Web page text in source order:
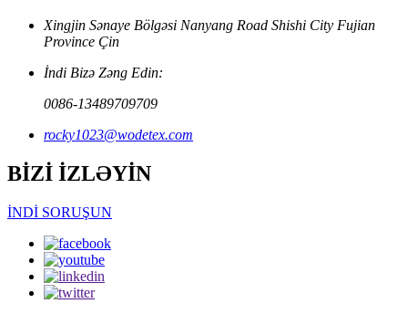
Xingjin Sənaye Bölgəsi Nanyang Road Shishi City Fujian
Province Çin
İndi Bizə Zəng Edin:
0086-13489709709
rocky1023@wodetex.com
BİZİ İZLƏYİN
İNDİ SORUŞUN